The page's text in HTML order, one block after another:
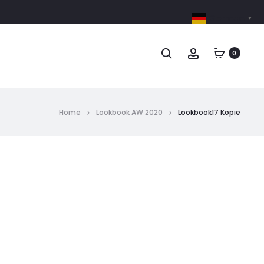
0
Home Lookbook AW 2020 Lookbook17 Kopie
▼